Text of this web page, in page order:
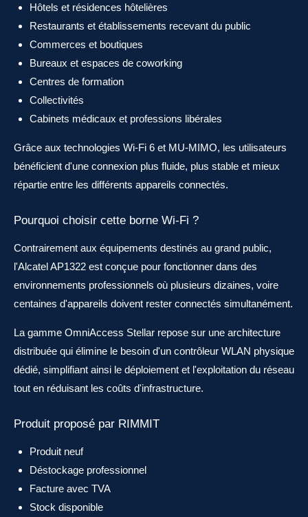
Hôtels et résidences hôtelières
Restaurants et établissements recevant du public
Commerces et boutiques
Bureaux et espaces de coworking
Centres de formation
Collectivités
Cabinets médicaux et professions libérales
Grâce aux technologies Wi-Fi 6 et MU-MIMO, les utilisateurs
bénéficient d'une connexion plus fluide, plus stable et mieux
répartie entre les différents appareils connectés.
Pourquoi choisir cette borne Wi-Fi ?
Contrairement aux équipements destinés au grand public,
l'Alcatel AP1322 est conçue pour fonctionner dans des
environnements professionnels où plusieurs dizaines, voire
centaines d'appareils doivent rester connectés simultanément.
La gamme OmniAccess Stellar repose sur une architecture
distribuée qui élimine le besoin d'un contrôleur WLAN physique
dédié, simplifiant ainsi le déploiement et l'exploitation du réseau
tout en réduisant les coûts d'infrastructure.
Produit proposé par RIMMIT
Produit neuf
Déstockage professionnel
Facture avec TVA
Stock disponible